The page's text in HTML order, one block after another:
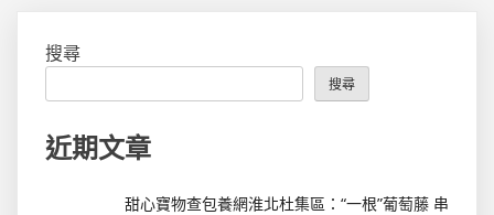
搜尋
搜尋
近期文章
甜心寶物查包養網淮北杜集區：“一根”葡萄藤 串